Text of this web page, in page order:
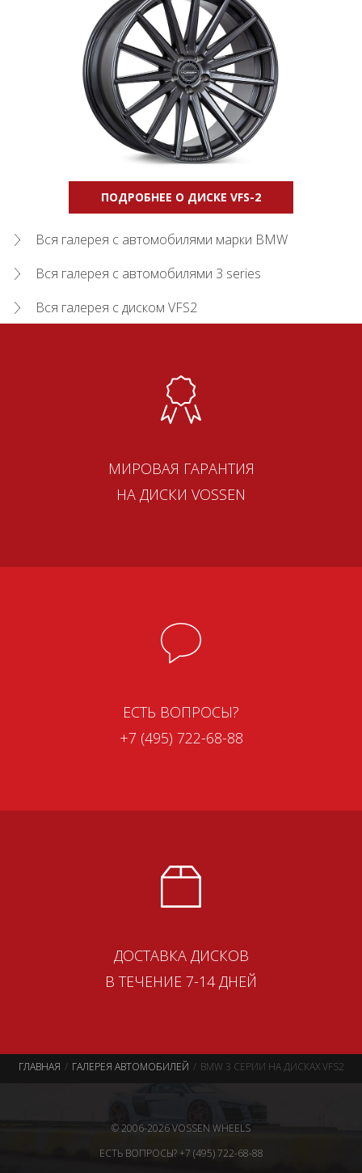
ПОДРОБНЕЕ О ДИСКЕ VFS-2
Вся галерея с автомобилями марки BMW
Вся галерея с автомобилями 3 series
Вся галерея с диском VFS2
МИРОВАЯ ГАРАНТИЯ
НА ДИСКИ VOSSEN
ЕСТЬ ВОПРОСЫ?
+7 (495) 722-68-88
ДОСТАВКА ДИСКОВ
В ТЕЧЕНИЕ 7-14 ДНЕЙ
ГЛАВНАЯ ГАЛЕРЕЯ АВТОМОБИЛЕЙ BMW 3 СЕРИИ НА ДИСКАХ VFS2
© 2006-2026 VOSSEN WHEELS
ЕСТЬ ВОПРОСЫ? +7 (495) 722-68-88